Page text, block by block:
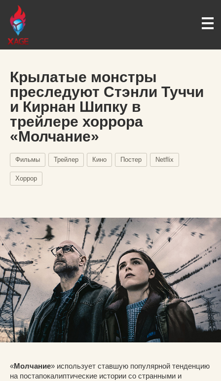
Крылатые монстры
преследуют Стэнли Туччи
и Кирнан Шипку в
трейлере хоррора
«Молчание»
Фильмы Трейлер Кино Постер Netflix
Хоррор
«Молчание» использует ставшую популярной тенденцию
на постапокалиптические истории со странными и